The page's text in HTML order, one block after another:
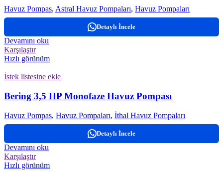
Havuz Pompas, Astral Havuz Pompaları, Havuz Pompaları
Detaylı İncele
Devamını oku
Karşılaştır
Hızlı görünüm
İstek listesine ekle
Bering 3,5 HP Monofaze Havuz Pompası
Havuz Pompas, Havuz Pompaları, İthal Havuz Pompaları
Detaylı İncele
Devamını oku
Karşılaştır
Hızlı görünüm